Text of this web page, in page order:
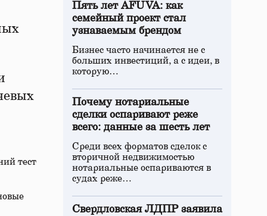
тест
Пять лет AFUVA: как
семейный проект стал
узнаваемым брендом
Бизнес часто начинается не с
больших инвестиций, а с идеи, в
которую…
Почему нотариальные
сделки оспаривают реже
всего: данные за шесть лет
Среди всех форматов сделок с
вторичной недвижимостью
нотариальные оспариваются в
судах реже…
Свердловская ЛДПР заявила